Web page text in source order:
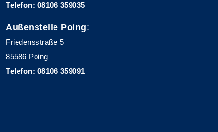
Telefon: 08106 359035
Außenstelle Poing:
Friedensstraße 5
85586 Poing
Telefon: 08106 359091